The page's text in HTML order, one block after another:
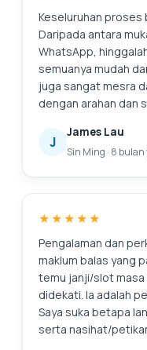
profesional!
Keseluruhan proses
Daripada antara
WhatsApp,
semuanya mudah
juga sangat mesra
dengan arahan dan
kembali ke sini lagi
lagi. Dan sudah
J
James Lau
Sin Ming · 8 bulan
★★★★★
Pengalaman dan
maklum balas yang
temu janji/slot masa
didekati. Ia adalah
Saya suka betapa
serta nasihat/